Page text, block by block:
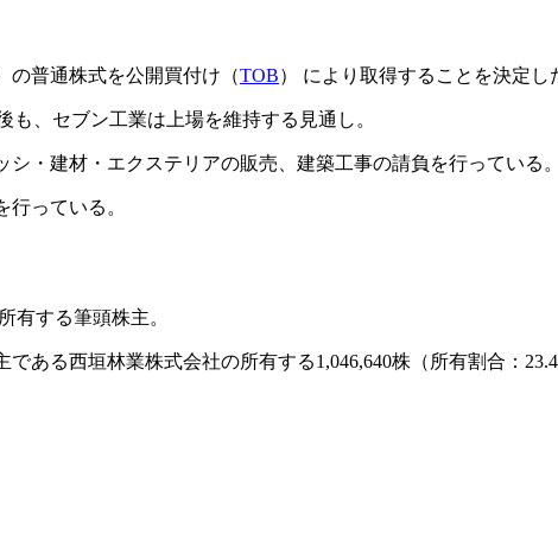
の普通株式を公開買付け（TOB） により取得することを決定し
、セブン工業は上場を維持する見通し。
・建材・エクステリアの販売、建築工事の請負を行っている。
っている。
有する筆頭株主。
ある西垣林業株式会社の所有する1,046,640株（所有割合：